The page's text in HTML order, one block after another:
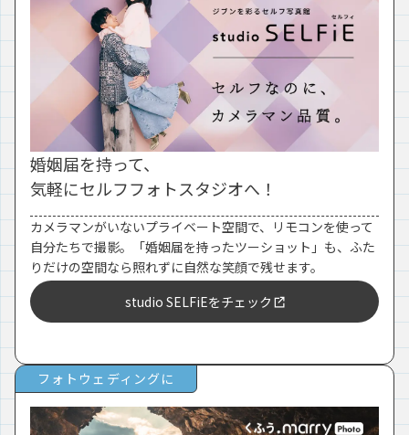
婚姻届を持って、
気軽にセルフフォトスタジオへ！
カメラマンがいないプライベート空間で、リモコンを使って
自分たちで撮影。「婚姻届を持ったツーショット」も、ふた
りだけの空間なら照れずに自然な笑顔で残せます。
studio SELFiEをチェック
フォトウェディングに